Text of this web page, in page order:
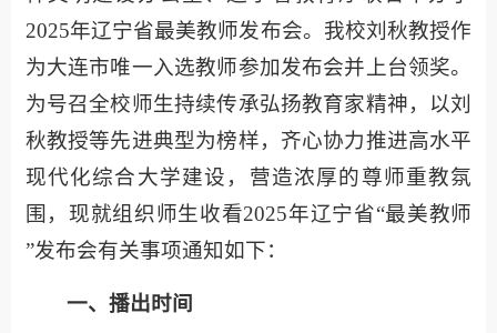
2025年辽宁省最美教师发布会。我校刘秋教授作
为大连市唯一入选教师参加发布会并上台领奖。
为号召全校师生持续传承弘扬教育家精神，以刘
秋教授等先进典型为榜样，齐心协力推进高水平
现代化综合大学建设，营造浓厚的尊师重教氛
围，现就组织师生收看2025年辽宁省“最美教师
”发布会有关事项通知如下：
一、播出时间